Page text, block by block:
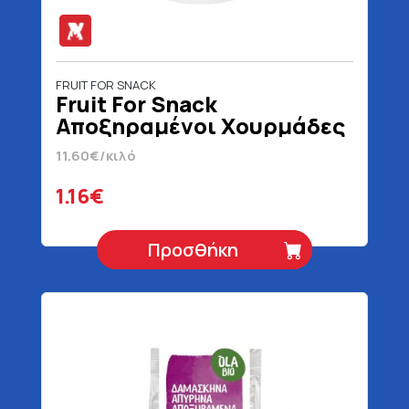
FRUIT FOR SNACK
Fruit For Snack
Αποξηραμένοι Χουρμάδες
100 gr
11.60€/κιλό
1.16€
Προσθήκη